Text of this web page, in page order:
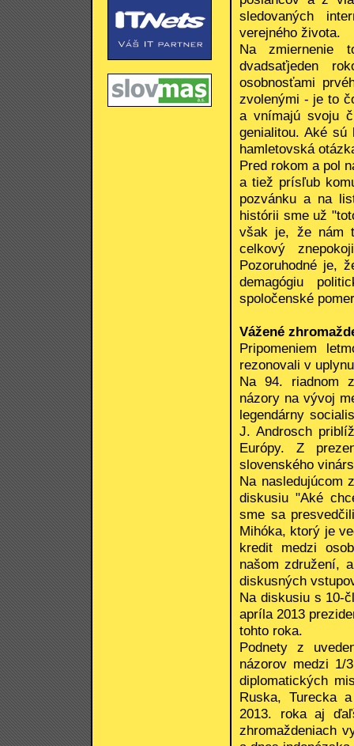
sledovaných
verejného života.
Na zmiernenie
dvadsaťjeden
osobnosťami
zvolenými - je to
a vnímajú svoju
genialitou. Aké
hamletovská
Pred rokom a pol
a tiež prísľub
pozvánku a na
histórii sme už
však je, že nám
celkový
Pozoruhodné je,
demagógiu
spoločenské
Vážené
Pripomeniem
rezonovali v
Na 94. riadnom
názory na vývoj
legendárny
J. Androsch
Európy. Z
slovenského
Na nasledujúcom
diskusiu "Aké
sme sa
Mihóka, ktorý je
kredit medzi
našom združení,
diskusných
Na diskusiu s 10-
apríla 2013
tohto roka.
Podnety z
názorov medzi 1/
diplomatických
Ruska, Turecka
2013. roka aj
zhromaždeniach